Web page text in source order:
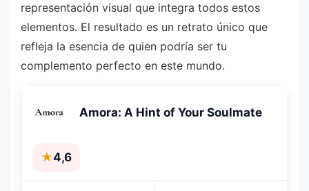
representación visual que integra todos estos
elementos. El resultado es un retrato único que
refleja la esencia de quien podría ser tu
complemento perfecto en este mundo.
Amora: A Hint of Your Soulmate
★4,6